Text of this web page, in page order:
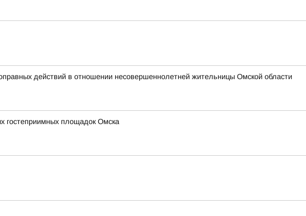
действий в отношении несовершеннолетней жительницы Омской области
гостеприимных площадок Омска